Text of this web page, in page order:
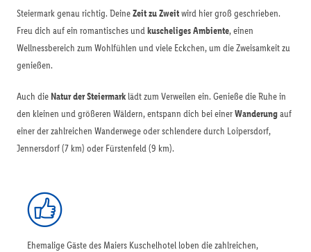
Steiermark genau richtig. DeineZeit zu Zweitwird hier groß geschrieben.
Freu dich auf ein romantisches undkuscheliges Ambiente, einen
Wellnessbereich zum Wohlfühlen und viele Eckchen, um die Zweisamkeit zu
genießen.
Auch die Natur der Steiermark lädt zum Verweilen ein. Genieße die Ruhe in
den kleinen und größeren Wäldern, entspann dich bei einerWanderungauf
einer der zahlreichen Wanderwege oder schlendere durch Loipersdorf,
Jennersdorf (7 km) oder Fürstenfeld (9 km).
Ehemalige Gäste des Maiers Kuschelhotel loben die zahlreichen,